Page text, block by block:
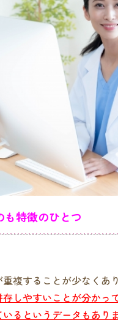
特徴のひとつ
複することが少なくあ
しやすいことが分かっ
るというデータもあり